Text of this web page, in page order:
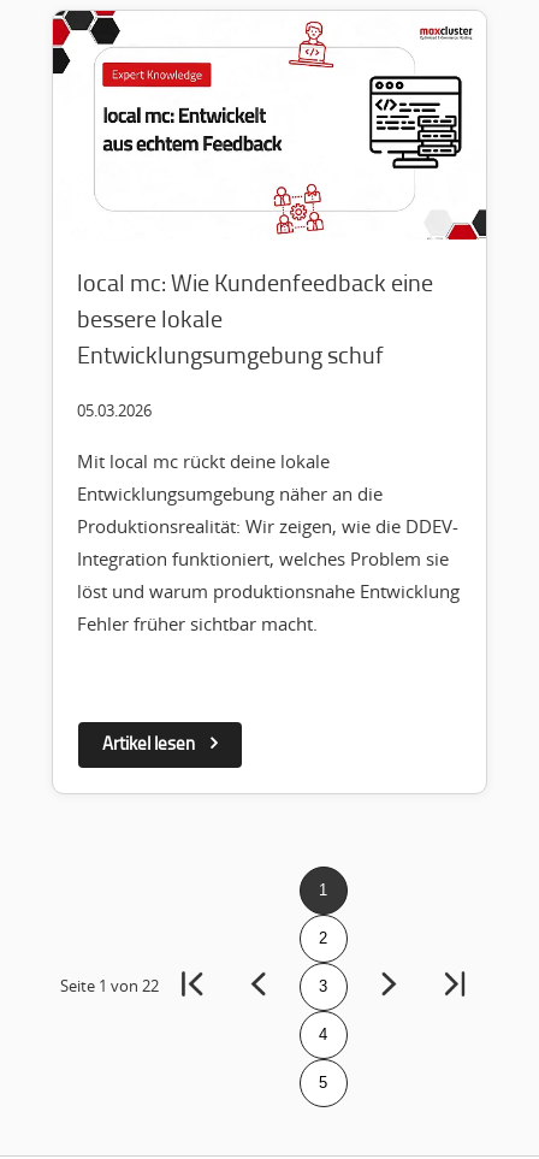
local mc: Wie Kundenfeedback eine
bessere lokale
Entwicklungsumgebung schuf
05.03.2026
Mit local mc rückt deine lokale
Entwicklungsumgebung näher an die
Produktionsrealität: Wir zeigen, wie die DDEV-
Integration funktioniert, welches Problem sie
löst und warum produktionsnahe Entwicklung
Fehler früher sichtbar macht.
Artikel lesen
Seite 1 von22
1
2
3
4
5